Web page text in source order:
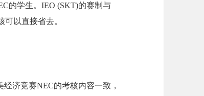
的学生。IEO (SKT)的赛制与
以直接省去。
济竞赛NEC的考核内容一致，